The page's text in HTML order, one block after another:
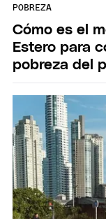
POBREZA
Cómo es el
Estero para
pobreza del